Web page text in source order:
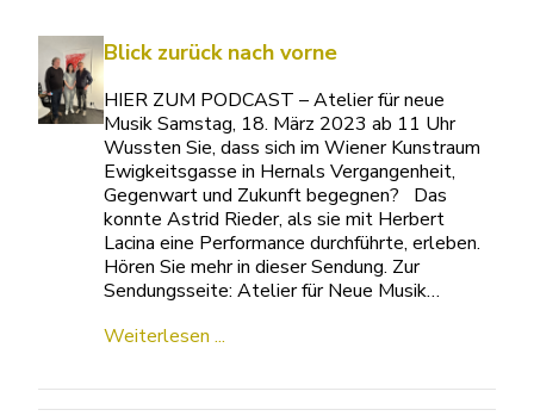
Blick zurück nach vorne
HIER ZUM PODCAST – Atelier für neue
Musik Samstag, 18. März 2023 ab 11 Uhr
Wussten Sie, dass sich im Wiener Kunstraum
Ewigkeitsgasse in Hernals Vergangenheit,
Gegenwart und Zukunft begegnen? Das
konnte Astrid Rieder, als sie mit Herbert
Lacina eine Performance durchführte, erleben.
Hören Sie mehr in dieser Sendung. Zur
Sendungsseite: Atelier für Neue Musik…
Weiterlesen ...